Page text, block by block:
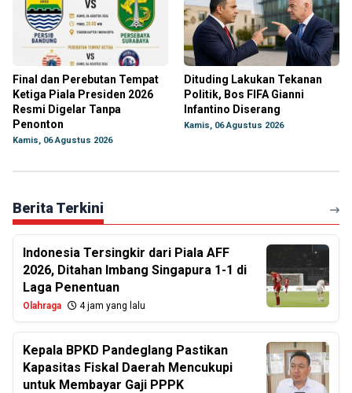
Final dan Perebutan Tempat
Ketiga Piala Presiden 2026
Resmi Digelar Tanpa
Penonton
Kamis, 06 Agustus 2026
Dituding Lakukan Tekanan
Politik, Bos FIFA Gianni
Infantino Diserang
Kamis, 06 Agustus 2026
Berita Terkini
Indonesia Tersingkir dari Piala AFF
2026, Ditahan Imbang Singapura 1-1 di
Laga Penentuan
Olahraga 4 jam yang lalu
Kepala BPKD Pandeglang Pastikan
Kapasitas Fiskal Daerah Mencukupi
untuk Membayar Gaji PPPK